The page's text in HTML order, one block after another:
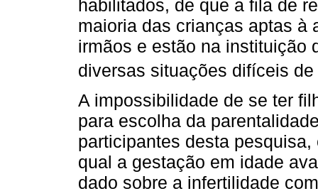
habilitados, de que a fila de
maioria das crianças aptas à
irmãos e estão na instituição
diversas situações difíceis de
A impossibilidade de se ter
para escolha da
participantes desta
qual a gestação em idade
dado sobre a infertilidade